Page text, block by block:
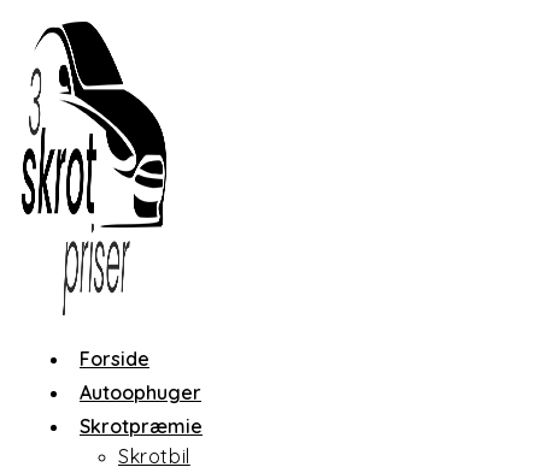
content
Forside
Autoophuger
Skrotpræmie
Skrotbil